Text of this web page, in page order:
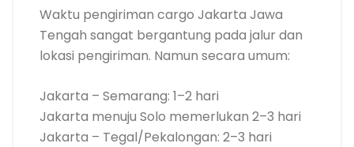
Waktu pengiriman cargo Jakarta Jawa
Tengah sangat bergantung pada jalur dan
lokasi pengiriman. Namun secara umum:
Jakarta – Semarang: 1–2 hari
Jakarta menuju Solo memerlukan 2–3 hari
Jakarta – Tegal/Pekalongan: 2–3 hari